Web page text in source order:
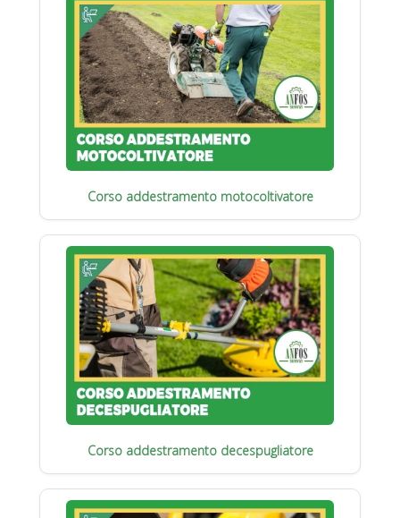
Corso addestramento motocoltivatore
Corso addestramento decespugliatore